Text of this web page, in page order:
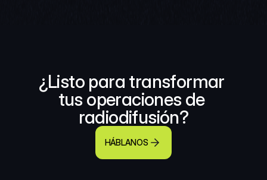
¿Listo para transformar
tus operaciones de
radiodifusión?
HÁBLANOS